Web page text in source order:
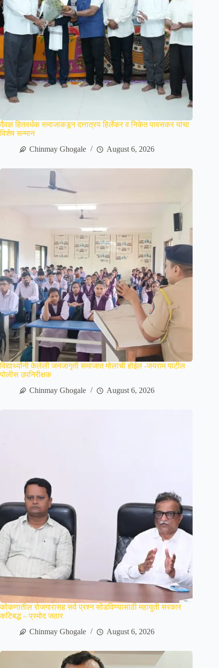
दैवज्ञ हितवर्धक समाजाकडून दत्तात्रय हिर्लेकर व निकेत पावसकर यांचा
विशेष सन्मान
Chinmay Ghogale
August 6, 2026
विद्यार्थ्यांनी केलेली जनजागृती समाजात मोलाची होईल -जयराम पाटील
पोलीस उपनिरीक्षक
Chinmay Ghogale
August 6, 2026
कोकणातील रोजगारासह सर्व प्रश्न सोडविण्यासाठी महायुती सरकार
कटिबद्ध – प्रमोद जठार
Chinmay Ghogale
August 6, 2026